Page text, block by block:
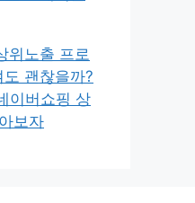
위노출 프로
괜찮을까?
이버쇼핑 상
보자